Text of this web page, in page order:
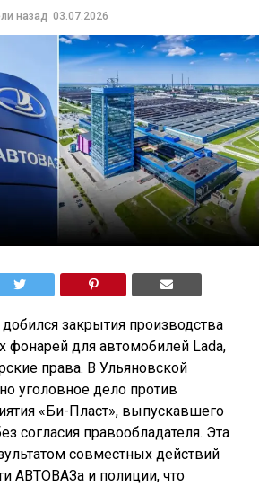
назад 03.07.2026
закрытия производства
фонарей для автомобилей Lada,
права. В Ульяновской
уголовное дело против
«Би-Пласт», выпускавшего
согласия правообладателя. Эта
совместных действий
АВТОВАЗа и полиции, что